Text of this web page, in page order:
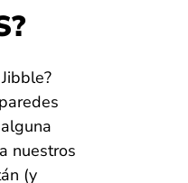
nuestros
(y